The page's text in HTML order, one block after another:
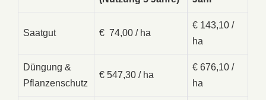
Saatgut € 74,00 / ha
€ 143,10 /
ha
Düngung &
Pflanzenschutz
€ 547,30 / ha
€ 676,10 /
ha